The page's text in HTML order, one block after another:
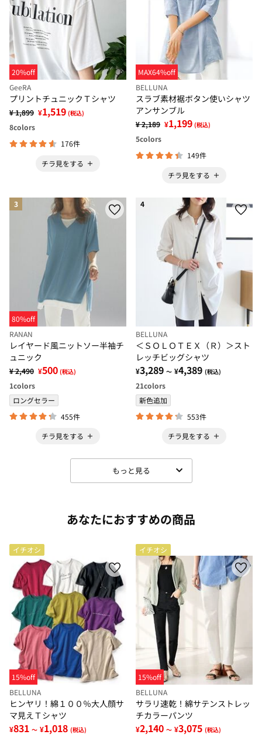
20%off
GeeRA
プリントチュニックＴシャツ
¥ 1,899 ¥1,519 (税込)
8colors
176件
チラ見をする
MAX64%off
BELLUNA
スラブ素材裾ボタン使いシャツ
アンサンブル
¥ 2,189 ¥1,199 (税込)
5colors
149件
チラ見をする
3
80%off
RANAN
レイヤード風ニットソー半袖チ
ュニック
¥ 2,490 ¥500 (税込)
1colors
ロングセラー
455件
チラ見をする
4
BELLUNA
＜ＳＯＬＯＴＥＸ（Ｒ）＞スト
レッチビッグシャツ
¥3,289 ～ ¥4,389 (税込)
21colors
新色追加
553件
チラ見をする
もっと見る
あなたにおすすめの商品
イチオシ
15%off
BELLUNA
ヒンヤリ！綿１００％大人顔サ
マ見えＴシャツ
¥831 ～ ¥1,018 (税込)
イチオシ
15%off
BELLUNA
サラリ速乾！綿サテンストレッ
チカラーパンツ
¥2,140 ～ ¥3,075 (税込)